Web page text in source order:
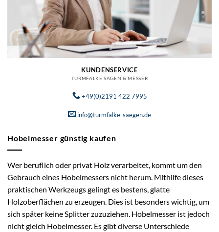
KUNDENSERVICE
TURMFALKE SÄGEN & MESSER
+49(0)2191 422 7995
info@turmfalke-saegen.de
Hobelmesser günstig kaufen
Wer beruflich oder privat Holz verarbeitet, kommt um den
Gebrauch eines Hobelmessers nicht herum. Mithilfe dieses
praktischen Werkzeugs gelingt es bestens, glatte
Holzoberflächen zu erzeugen. Dies ist besonders wichtig, um
sich später keine Splitter zuzuziehen. Hobelmesser ist jedoch
nicht gleich Hobelmesser. Es gibt diverse Unterschiede